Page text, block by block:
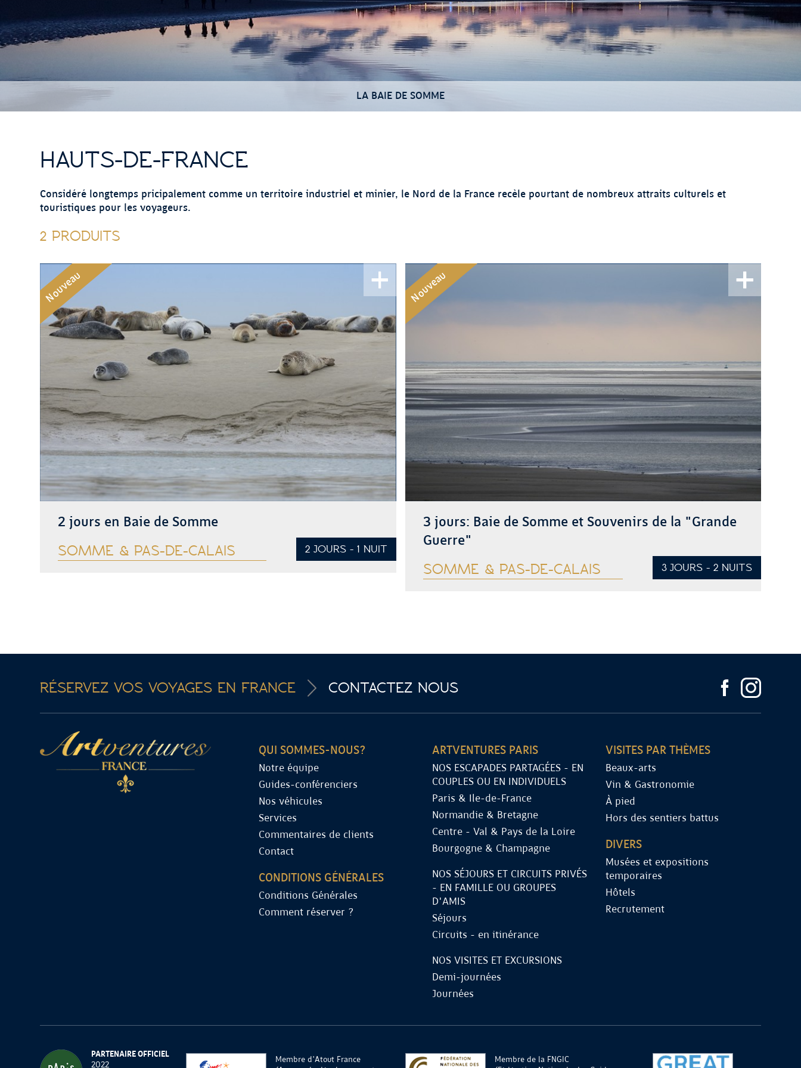
LA BAIE DE SOMME
HAUTS-DE-FRANCE
Considéré longtemps pricipalement comme un territoire industriel et minier, le Nord de la France recèle pourtant de nombreux attraits culturels et
touristiques pour les voyageurs.
2 PRODUITS
Nouveau
2 jours en Baie de Somme
SOMME & PAS-DE-CALAIS 2 JOURS - 1 NUIT
Nouveau
3 jours: Baie de Somme et Souvenirs de la "Grande
Guerre"
SOMME & PAS-DE-CALAIS 3 JOURS - 2 NUITS
RÉSERVEZ VOS VOYAGES EN FRANCE CONTACTEZ NOUS
QUI SOMMES-NOUS?
Notre équipe
Guides-conférenciers
Nos véhicules
Services
Commentaires de clients
Contact
CONDITIONS GÉNÉRALES
Conditions Générales
Comment réserver ?
ARTVENTURES PARIS
NOS ESCAPADES PARTAGÉES - EN
COUPLES OU EN INDIVIDUELS
Paris & Ile-de-France
Normandie & Bretagne
Centre - Val & Pays de la Loire
Bourgogne & Champagne
NOS SÉJOURS ET CIRCUITS PRIVÉS
- EN FAMILLE OU GROUPES
D'AMIS
Séjours
Circuits - en itinérance
NOS VISITES ET EXCURSIONS
Demi-journées
Journées
VISITES PAR THÈMES
Beaux-arts
Vin & Gastronomie
À pied
Hors des sentiers battus
DIVERS
Musées et expositions
temporaires
Hôtels
Recrutement
PARTENAIRE OFFICIEL
2022
Membre d'Atout France
Membre de la FNGIC